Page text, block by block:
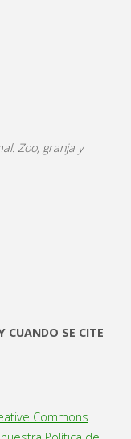
Zoo, granja y
CUANDO SE CITE
Commons